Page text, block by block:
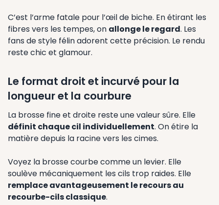
C’est l’arme fatale pour l’œil de biche. En étirant les
fibres vers les tempes, on allonge le regard. Les
fans de style félin adorent cette précision. Le rendu
reste chic et glamour.
Le format droit et incurvé pour la
longueur et la courbure
La brosse fine et droite reste une valeur sûre. Elle
définit chaque cil individuellement. On étire la
matière depuis la racine vers les cimes.
Voyez la brosse courbe comme un levier. Elle
soulève mécaniquement les cils trop raides. Elle
remplace avantageusement le recours au
recourbe-cils classique.